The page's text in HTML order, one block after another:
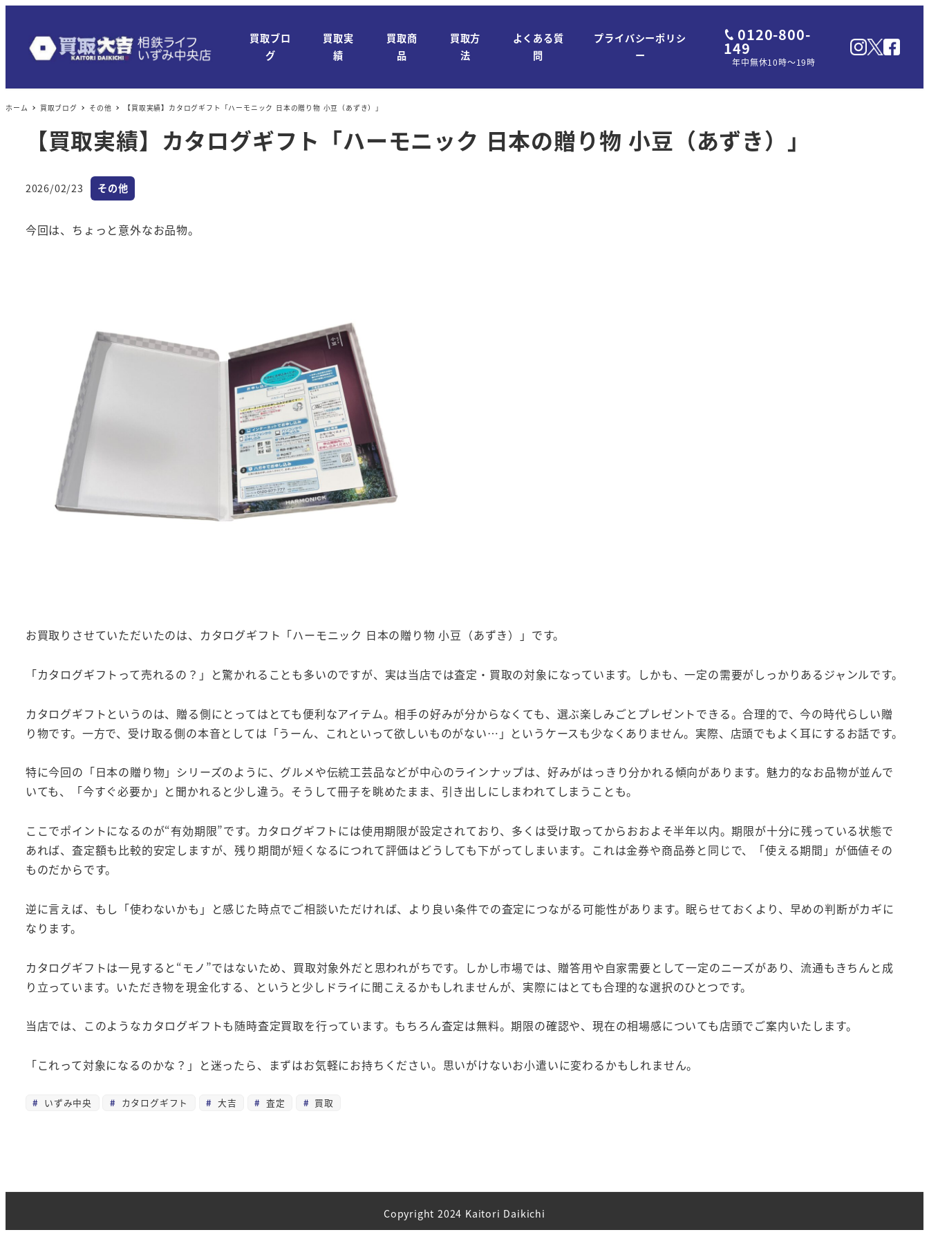
買取ブロ
グ
買取実
績
買取商
品
買取方
法
よくある質
問
プライバシーポリシ
ー
0120-800-
149
年中無休10時～19時
ホーム 買取ブログ その他 【買取実績】カタログギフト「ハーモニック 日本の贈り物 小豆（あずき）」
【買取実績】カタログギフト「ハーモニック 日本の贈り物 小豆（あずき）」
投稿日
2026/02/23 カテゴリー
その他
今回は、ちょっと意外なお品物。
お買取りさせていただいたのは、カタログギフト「ハーモニック 日本の贈り物 小豆（あずき）」です。
「カタログギフトって売れるの？」と驚かれることも多いのですが、実は当店では査定・買取の対象になっています。しかも、一定の需要がしっかりあるジャンルです。
カタログギフトというのは、贈る側にとってはとても便利なアイテム。相手の好みが分からなくても、選ぶ楽しみごとプレゼントできる。合理的で、今の時代らしい贈
り物です。一方で、受け取る側の本音としては「うーん、これといって欲しいものがない…」というケースも少なくありません。実際、店頭でもよく耳にするお話です。
特に今回の「日本の贈り物」シリーズのように、グルメや伝統工芸品などが中心のラインナップは、好みがはっきり分かれる傾向があります。魅力的なお品物が並んで
いても、「今すぐ必要か」と聞かれると少し違う。そうして冊子を眺めたまま、引き出しにしまわれてしまうことも。
ここでポイントになるのが“有効期限”です。カタログギフトには使用期限が設定されており、多くは受け取ってからおおよそ半年以内。期限が十分に残っている状態で
あれば、査定額も比較的安定しますが、残り期間が短くなるにつれて評価はどうしても下がってしまいます。これは金券や商品券と同じで、「使える期間」が価値その
ものだからです。
逆に言えば、もし「使わないかも」と感じた時点でご相談いただければ、より良い条件での査定につながる可能性があります。眠らせておくより、早めの判断がカギに
なります。
カタログギフトは一見すると“モノ”ではないため、買取対象外だと思われがちです。しかし市場では、贈答用や自家需要として一定のニーズがあり、流通もきちんと成
り立っています。いただき物を現金化する、というと少しドライに聞こえるかもしれませんが、実際にはとても合理的な選択のひとつです。
当店では、このようなカタログギフトも随時査定買取を行っています。もちろん査定は無料。期限の確認や、現在の相場感についても店頭でご案内いたします。
「これって対象になるのかな？」と迷ったら、まずはお気軽にお持ちください。思いがけないお小遣いに変わるかもしれません。
いずみ中央 カタログギフト 大吉 査定 買取
Copyright 2024 Kaitori Daikichi